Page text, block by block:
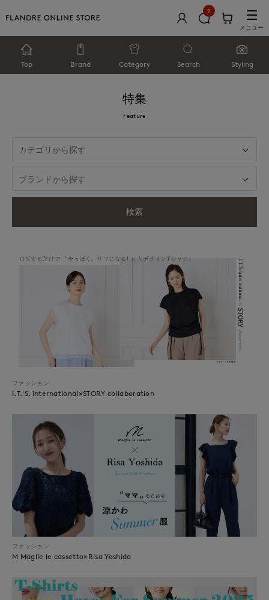
2
メニュー
Top Brand Category Search Styling
特集
Feature
検索
ファッション
I.T.'S. international×STORY collaboration
ファッション
M Maglie le cassetto×Risa Yoshida